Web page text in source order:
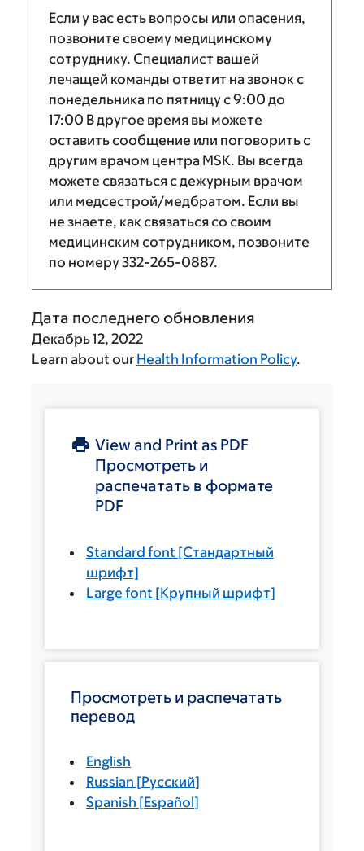
Если у вас есть вопросы или опасения,
позвоните своему медицинскому
сотруднику. Специалист вашей
лечащей команды ответит на звонок с
понедельника по пятницу с9:00 до
17:00 В другое время вы можете
оставить сообщение или поговорить с
другим врачом центра MSK. Вы всегда
можете связаться с дежурным врачом
или медсестрой/медбратом. Если вы
не знаете, как связаться со своим
медицинским сотрудником, позвоните
по номеру332-265-0887.
Дата последнего обновления
Декабрь 12, 2022
Learn about our Health Information Policy.
View and Print as PDF
Просмотреть и
распечатать в формате
PDF
Standard font [Стандартный
шрифт]
Large font [Крупный шрифт]
Просмотреть и распечатать
перевод
English
Russian [Русский]
Spanish [Español]